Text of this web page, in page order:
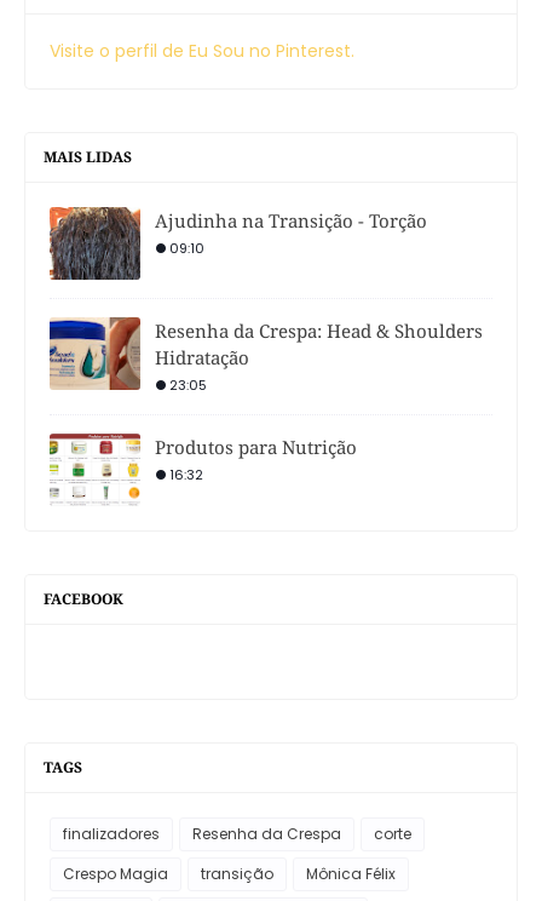
Visite o perfil de Eu Sou no Pinterest.
MAIS LIDAS
Ajudinha na Transição - Torção
09:10
Resenha da Crespa: Head & Shoulders
Hidratação
23:05
Produtos para Nutrição
16:32
FACEBOOK
TAGS
finalizadores Resenha da Crespa
corte
Crespo Magia
transição
Mônica Félix